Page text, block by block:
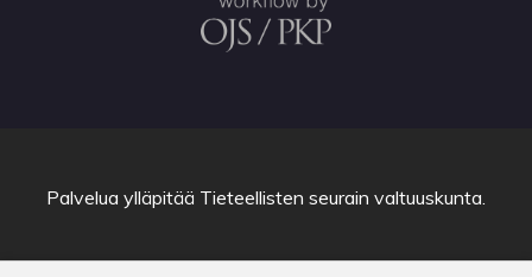
Palvelua ylläpitää Tieteellisten seurain valtuuskunta.